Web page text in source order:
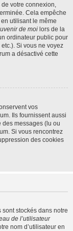
de votre connexion,
Cela empêche
utilisant le même
de moi lors de la
ordinateur public pour
Si vous ne voyez
a désactivé cette
vos
Ils fournissent aussi
messages (lu ou
Si vous rencontrez
des cookies
stockés dans notre
de l’utilisateur
nom d’utilisateur en